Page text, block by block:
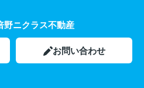
野ニクラス不動産
お問い合わせ